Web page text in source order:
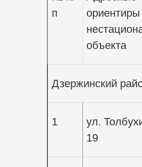
п
ориентиры
объекта
Дзержинский
1
ул.
19